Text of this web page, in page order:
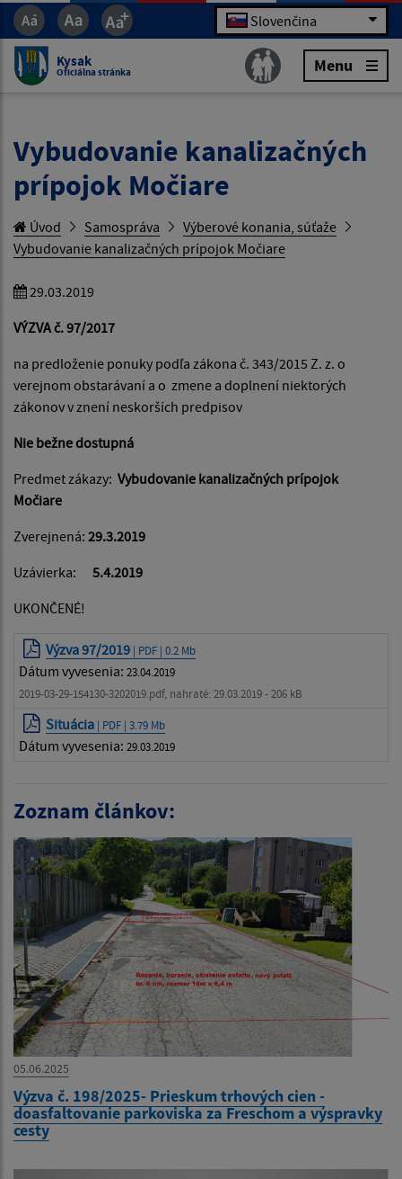
Slovenčina
Kysak
Oficiálna stránka Menu
Vybudovanie kanalizačných
prípojok Močiare
Úvod Samospráva
Výberové konania, súťaže
Vybudovanie kanalizačných prípojok Močiare
29.03.2019
VÝZVA č.97/2017
na predloženie ponuky podľa zákona č. 343/2015 Z. z. o
verejnom obstarávaní a o zmene a doplnení niektorých
zákonov v znení neskorších predpisov
Nie bežne dostupná
Predmet zákazy: Vybudovanie kanalizačných prípojok
Močiare
Zverejnená: 29.3.2019
Uzávierka: 5.4.2019
UKONČENÉ!
Výzva 97/2019 | PDF | 0.2 Mb
Dátum vyvesenia: 23.04.2019
2019-03-29-154130-3202019.pdf, nahraté: 29.03.2019 - 206 kB
Situácia | PDF | 3.79 Mb
Dátum vyvesenia: 29.03.2019
Zoznam článkov:
05.06.2025
Výzva č. 198/2025- Prieskum trhových cien -
doasfaltovanie parkoviska za Freschom a výspravky
cesty